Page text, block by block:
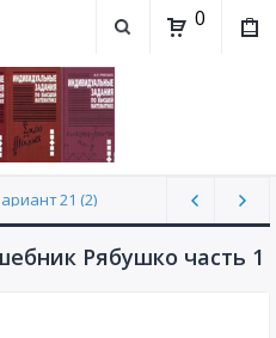
0
21 (2)
Рябушко часть 1